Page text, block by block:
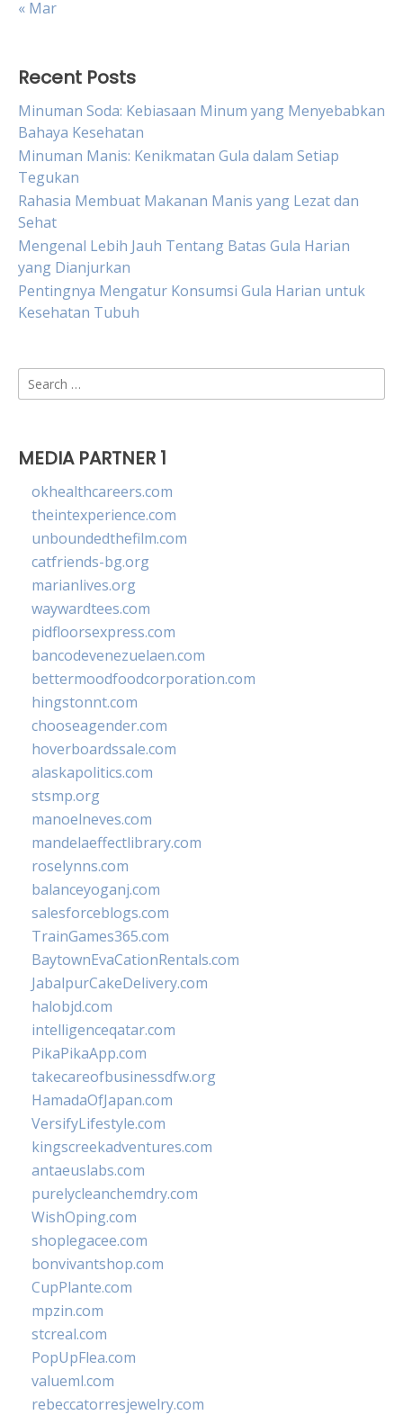
« Mar
Recent Posts
Minuman Soda: Kebiasaan Minum yang Menyebabkan
Bahaya Kesehatan
Minuman Manis: Kenikmatan Gula dalam Setiap
Tegukan
Rahasia Membuat Makanan Manis yang Lezat dan
Sehat
Mengenal Lebih Jauh Tentang Batas Gula Harian
yang Dianjurkan
Pentingnya Mengatur Konsumsi Gula Harian untuk
Kesehatan Tubuh
Search
for:
MEDIA PARTNER 1
okhealthcareers.com
theintexperience.com
unboundedthefilm.com
catfriends-bg.org
marianlives.org
waywardtees.com
pidfloorsexpress.com
bancodevenezuelaen.com
bettermoodfoodcorporation.com
hingstonnt.com
chooseagender.com
hoverboardssale.com
alaskapolitics.com
stsmp.org
manoelneves.com
mandelaeffectlibrary.com
roselynns.com
balanceyoganj.com
salesforceblogs.com
TrainGames365.com
BaytownEvaCationRentals.com
JabalpurCakeDelivery.com
halobjd.com
intelligenceqatar.com
PikaPikaApp.com
takecareofbusinessdfw.org
HamadaOfJapan.com
VersifyLifestyle.com
kingscreekadventures.com
antaeuslabs.com
purelycleanchemdry.com
WishOping.com
shoplegacee.com
bonvivantshop.com
CupPlante.com
mpzin.com
stcreal.com
PopUpFlea.com
valueml.com
rebeccatorresjewelry.com